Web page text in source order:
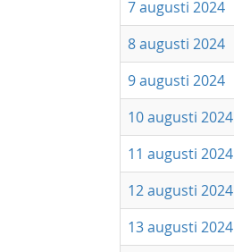
7 augusti 2024
8 augusti 2024
9 augusti 2024
10 augusti 2024
11 augusti 2024
12 augusti 2024
13 augusti 2024